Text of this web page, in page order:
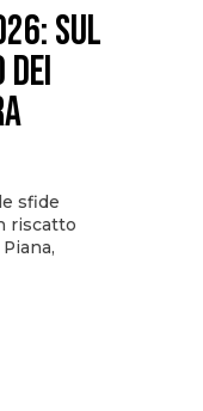
sul
sfide
riscatto